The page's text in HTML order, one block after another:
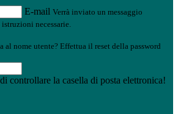
E-mail Verrà inviato un messaggio
necessarie.
al nome utente? Effettua il reset della password
controllare la casella di posta elettronica!